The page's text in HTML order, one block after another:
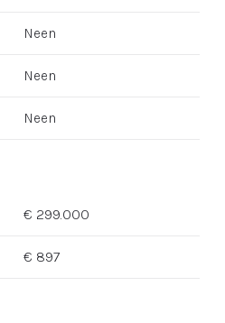
Neen
Neen
Neen
€ 299.000
€ 897